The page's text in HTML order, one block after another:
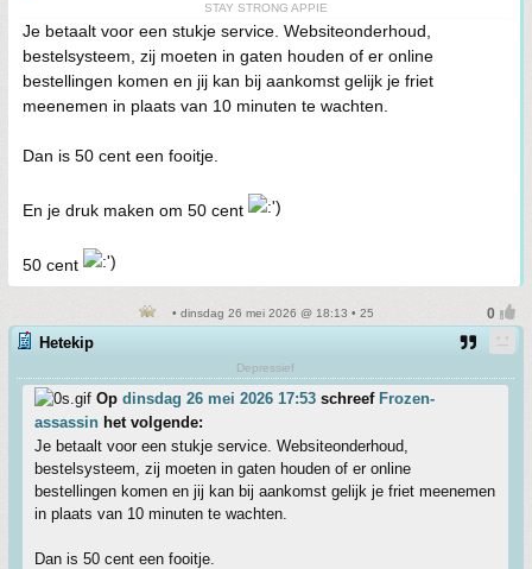
STAY STRONG APPIE
Je betaalt voor een stukje service. Websiteonderhoud,
bestelsysteem, zij moeten in gaten houden of er online
bestellingen komen en jij kan bij aankomst gelijk je friet
meenemen in plaats van 10 minuten te wachten.
Dan is 50 cent een fooitje.
En je druk maken om 50 cent
50 cent
• dinsdag 26 mei 2026 @ 18:13 • 25
Hetekip
Depressief
Op dinsdag 26 mei 2026 17:53 schreef Frozen-
assassin het volgende:
Je betaalt voor een stukje service. Websiteonderhoud,
bestelsysteem, zij moeten in gaten houden of er online
bestellingen komen en jij kan bij aankomst gelijk je friet meenemen
in plaats van 10 minuten te wachten.
Dan is 50 cent een fooitje.